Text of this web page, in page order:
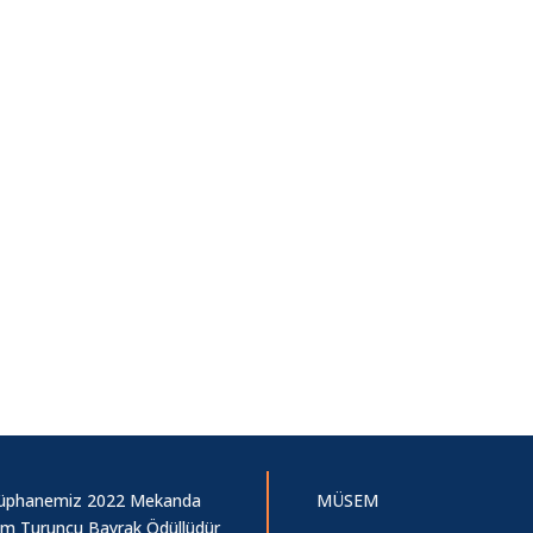
2022 Mekanda
Turuncu Bayrak Ödüllüdür
MÜSEM